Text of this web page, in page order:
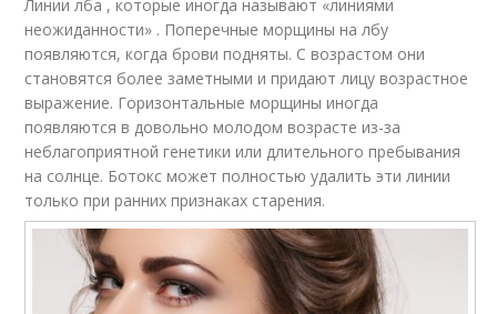
Линии лба , которые иногда называют «линиями
неожиданности» . Поперечные морщины на лбу
появляются, когда брови подняты. С возрастом они
становятся более заметными и придают лицу возрастное
выражение. Горизонтальные морщины иногда
появляются в довольно молодом возрасте из-за
неблагоприятной генетики или длительного пребывания
на солнце. Ботокс может полностью удалить эти линии
только при ранних признаках старения.